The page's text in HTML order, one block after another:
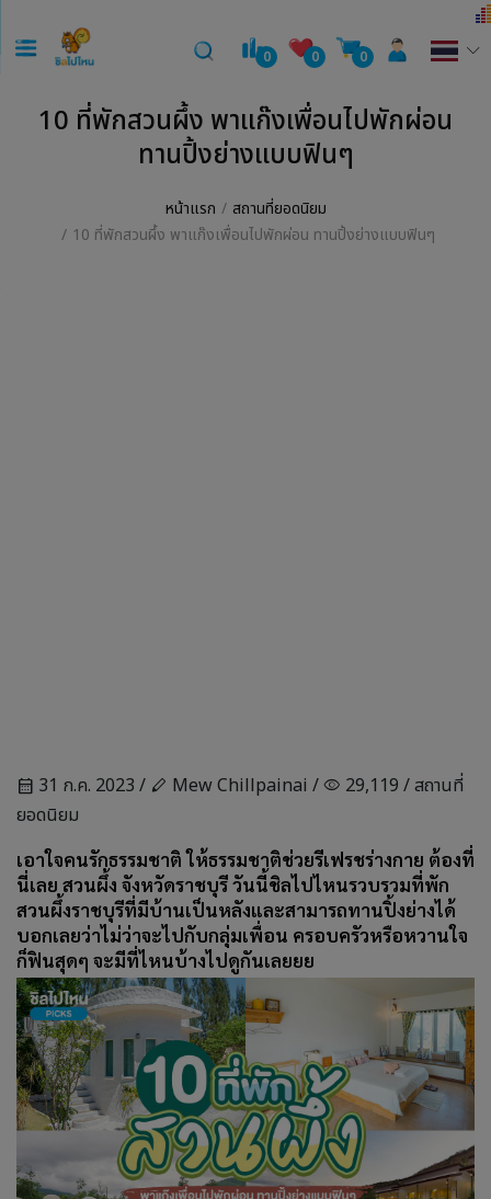
0 0 0
10 ที่พักสวนผึ้ง พาแก๊งเพื่อนไปพักผ่อน
ทานปิ้งย่างแบบฟินๆ
หน้าแรก
สถานที่ยอดนิยม
10 ที่พักสวนผึ้ง พาแก๊งเพื่อนไปพักผ่อน ทานปิ้งย่างแบบฟินๆ
calendar_month 31 ก.ค. 2023 / stylus Mew Chillpainai / visibility 29,119 /สถานที่
ยอดนิยม
เอาใจคนรักธรรมชาติ ให้ธรรมชาติช่วยรีเฟรชร่างกาย ต้องที่
นี่เลย สวนผึ้ง จังหวัดราชบุรี วันนี้ชิลไปไหนรวบรวมที่พัก
สวนผึ้งราชบุรีที่มีบ้านเป็นหลังและสามารถทานปิ้งย่างได้
บอกเลยว่าไม่ว่าจะไปกับกลุ่มเพื่อน ครอบครัวหรือหวานใจ
ก็ฟินสุดๆ จะมีที่ไหนบ้างไปดูกันเลยยย